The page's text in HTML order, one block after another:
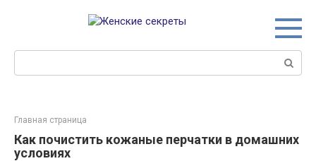
Главная страница
Как почистить кожаные перчатки в домашних
условиях